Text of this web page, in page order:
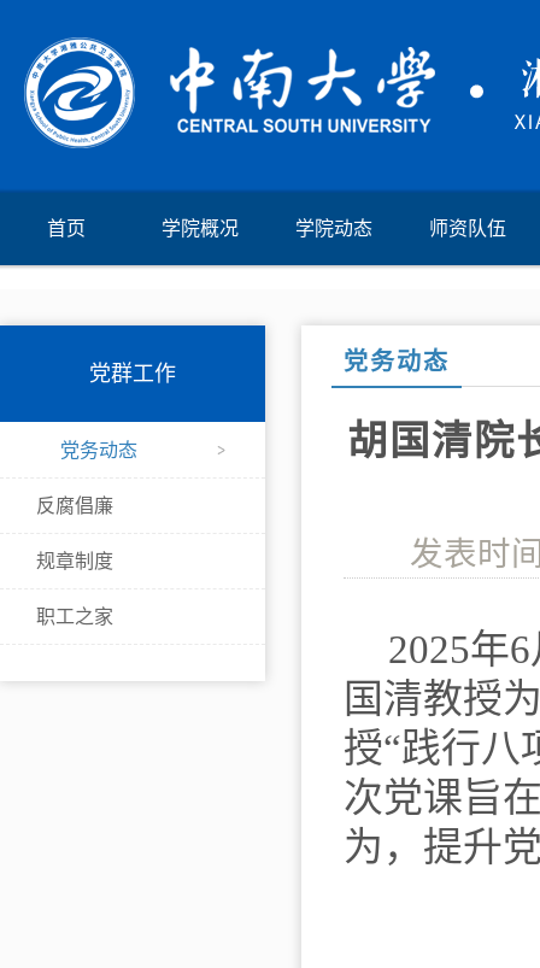
首页 学院概况 学院动态 师资队伍
党群工作
党务动态
反腐倡廉
规章制度
职工之家
党务动态
胡国清院
发表时
2025年6
国清教授
授“践行八
次党课旨
为，提升